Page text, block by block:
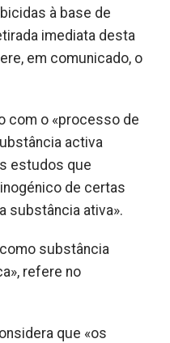
à base de
imediata desta
em comunicado, o
com o «processo de
activa
estudos que
de certas
substância ativa».
substância
refere no
que «os